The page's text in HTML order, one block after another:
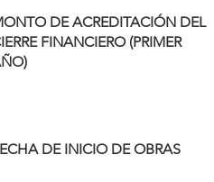
DE ACREDITACIÓN DEL
FINANCIERO (PRIMER
DE INICIO DE OBRAS